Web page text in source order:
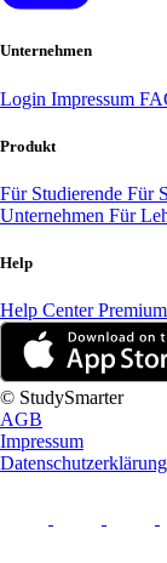
Unternehmen
Login Impressum
Produkt
Für Studierende Für
Unternehmen Für
Help
Help Center
© StudySmarter
AGB
Impressum
Datenschutzerklärung